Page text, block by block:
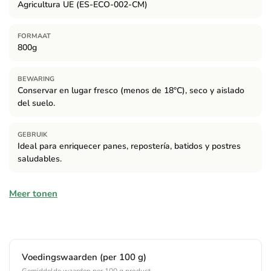
Agricultura UE (ES-ECO-002-CM)
FORMAAT
800g
BEWARING
Conservar en lugar fresco (menos de 18°C), seco y aislado
del suelo.
GEBRUIK
Ideal para enriquecer panes, repostería, batidos y postres
saludables.
Ingrediënten
Allergenen
Bevat:Puede contener trazas de gluten.
Meer tonen
Voedingswaarden (per 100 g)